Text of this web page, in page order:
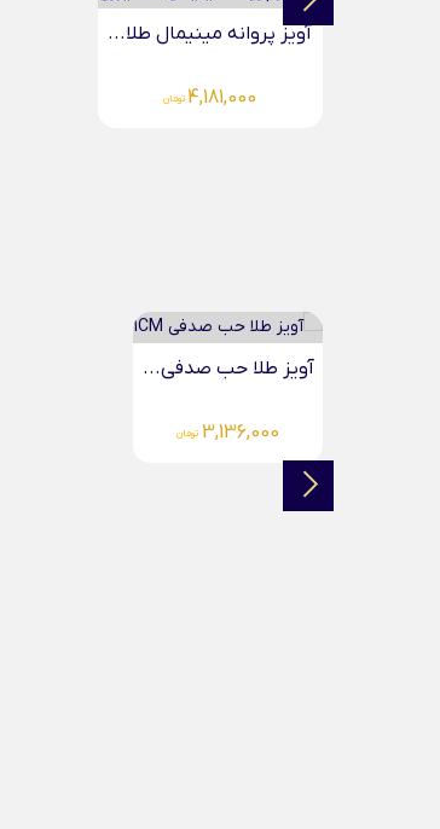
آویز پروانه مینیمال طلا...
4,181,000 تومان
آویز طلا حب صدفی...
3,136,000 تومان